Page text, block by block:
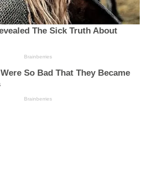
The Sick Truth About
Brainberries
So Bad That They Became
Brainberries